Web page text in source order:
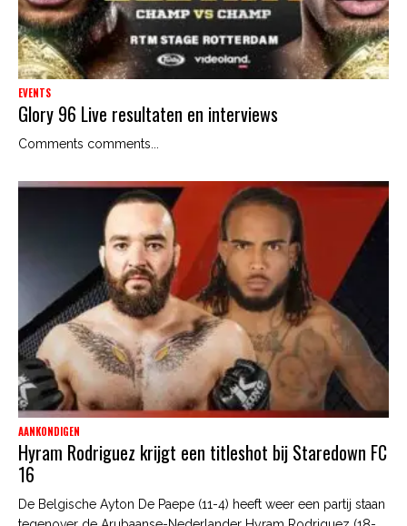
EVENTS
Glory 96 Live resultaten en interviews
Comments comments...
AANKONDIGEN
Hyram Rodriguez krijgt een titleshot bij Staredown FC
16
De Belgische Ayton De Paepe (11-4) heeft weer een partij staan